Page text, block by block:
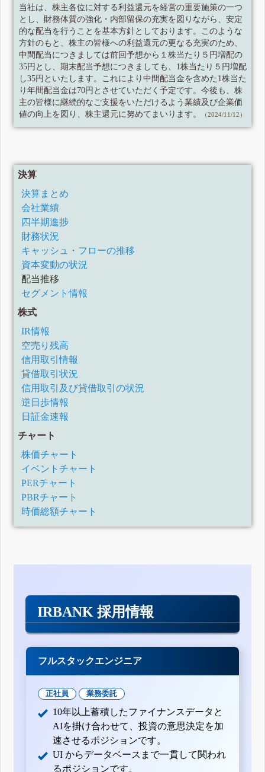
当社は、株主各位に対する利益還元を経営の重要施策の一つ
とし、財務体質の強化・内部留保の充実を図りながら、安定
的な配当を行うことを基本方針としております。このような
方針のもと、株主の皆様への利益還元の更なる充実のため、
中間配当につきましては前回予想から１株当たり５円増配の
35円とし、期末配当予想につきましても、1株当たり５円増配
し35円といたします。これにより中間配当金を含めた1株当た
り年間配当金は70円とさせていただく予定です。今後も、株
主の皆様に継続的なご支援をいただけるよう業績及び企業価
値の向上を図り、株主還元に努めてまいります。
（2024/11/12）
決算
決算まとめ
会社業績
四半期進捗
財務状況
キャッシュ・フローの推移
資本変動の状況
配当推移
セグメント情報
株式
IR情報
空売り残高
信用取引情報
貸借取引状況
信用取引及び貸借取引の状況
逆日歩情報
日証金速報
チャート
株価チャート
イベントチャート
PERチャート
PBRチャート
時価総額チャート
IRBANK 採用情報
フルスタックエンジニア
正社員 業務委託
10年以上蓄積したファイナンスデータと
AIを掛け合わせて、投資の意思決定を加
速させるポジションです。
UI からデータベースまで一貫して関われ
るポジションです。